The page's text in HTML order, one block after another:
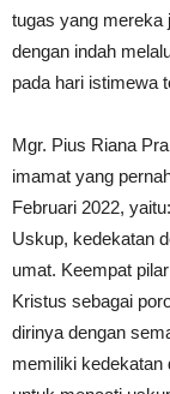
tugas yang mereka
dengan indah
pada hari istimewa
Mgr. Pius Riana
imamat yang
Februari 2022,
Uskup, kedekatan
umat. Keempat
Kristus sebagai
dirinya dengan
memiliki kedekatan